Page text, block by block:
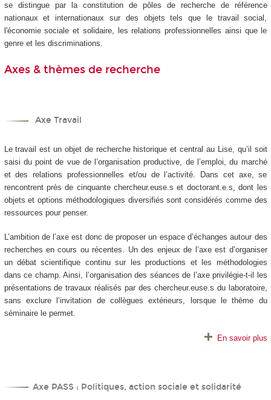
se distingue par la constitution de pôles de recherche de référence
nationaux et internationaux sur des objets tels que le travail social,
l'économie sociale et solidaire, les relations professionnelles ainsi que le
genre et les discriminations.
Axes & thèmes de recherche
Axe Travail
Le travail est un objet de recherche historique et central au Lise, qu’il soit
saisi du point de vue de l’organisation productive, de l’emploi, du marché
et des relations professionnelles et/ou de l’activité. Dans cet axe, se
rencontrent près de cinquante chercheur.euse.s et doctorant.e.s, dont les
objets et options méthodologiques diversifiés sont considérés comme des
ressources pour penser.
L’ambition de l’axe est donc de proposer un espace d’échanges autour des
recherches en cours ou récentes. Un des enjeux de l’axe est d’organiser
un débat scientifique continu sur les productions et les méthodologies
dans ce champ. Ainsi, l’organisation des séances de l’axe privilégie-t-il les
présentations de travaux réalisés par des chercheur.euse.s du laboratoire,
sans exclure l’invitation de collègues extérieurs, lorsque le thème du
séminaire le permet.
En savoir plus
Axe PASS : Politiques, action sociale et solidarité